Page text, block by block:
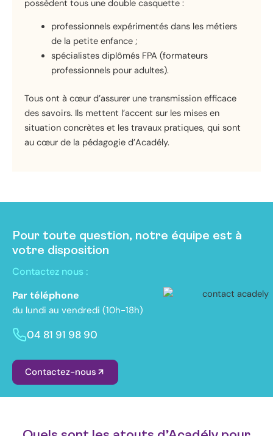
possèdent tous une double casquette :
professionnels expérimentés dans les métiers
de la petite enfance ;
spécialistes diplômés FPA (formateurs
professionnels pour adultes).
Tous ont à cœur d’assurer une transmission efficace
des savoirs. Ils mettent l’accent sur les mises en
situation concrètes et les travaux pratiques, qui sont
au cœur de la pédagogie d’Acadély.
Pour toute question, notre équipe est à
votre disposition
Contactez nous :
Par téléphone
du lundi au vendredi (10h-18h)
04 81 91 98 90
Contactez-nous